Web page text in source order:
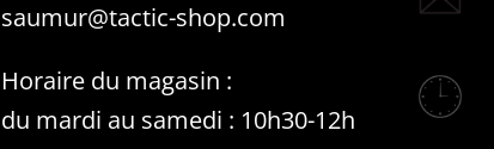
saumur@tactic-shop.com
Horaire du magasin :
du mardi au samedi : 10h30-12h